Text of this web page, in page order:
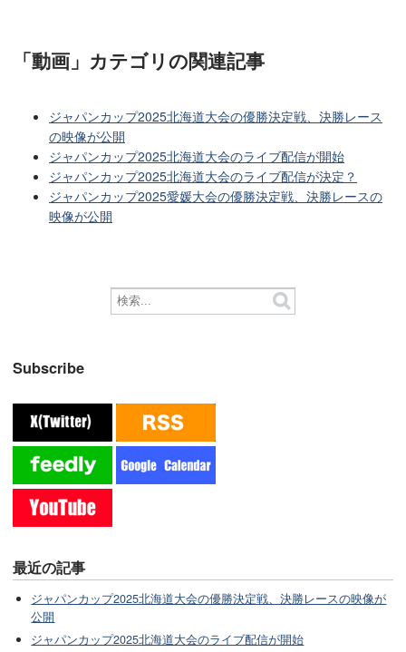
「動画」カテゴリの関連記事
ジャパンカップ2025北海道大会の優勝決定戦、決勝レース
の映像が公開
ジャパンカップ2025北海道大会のライブ配信が開始
ジャパンカップ2025北海道大会のライブ配信が決定？
ジャパンカップ2025愛媛大会の優勝決定戦、決勝レースの
映像が公開
Subscribe
最近の記事
ジャパンカップ2025北海道大会の優勝決定戦、決勝レースの映像が
公開
ジャパンカップ2025北海道大会のライブ配信が開始